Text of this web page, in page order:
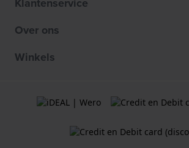
Klantenservice
Over ons
Winkels